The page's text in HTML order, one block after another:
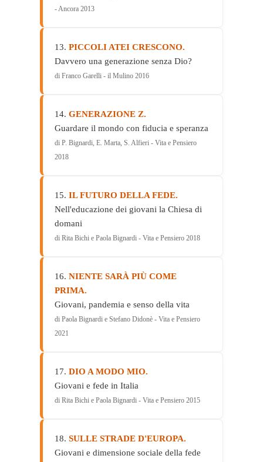
- Ancora 2013
13. PICCOLI ATEI CRESCONO.
Davvero una generazione senza Dio?
di Franco Garelli - il Mulino 2016
14. GENERAZIONE Z.
Guardare il mondo con fiducia e speranza
di P. Bignardi, E. Marta, S. Alfieri - Vita e Pensiero
2018
15. IL FUTURO DELLA FEDE.
Nell'educazione dei giovani la Chiesa di
domani
di Rita Bichi e Paola Bignardi - Vita e Pensiero 2018
16. NIENTE SARÀ PIÙ COME
PRIMA.
Giovani, pandemia e senso della vita
di Paola Bignardi e Stefano Didonè - Vita e Pensiero
2021
17. DIO A MODO MIO.
Giovani e fede in Italia
di Rita Bichi e Paola Bignardi - Vita e Pensiero 2015
18. SULLE STRADE D'EUROPA.
Giovani e dimensione sociale della fede